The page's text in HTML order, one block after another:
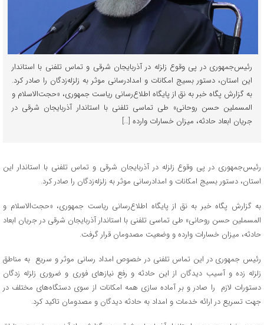
رئیس‌جمهوری در پی وقوع زلزله در آذربایجان شرقی و تماس تلفنی با استاندار
این استان،‌ دستور بسیج امکانات و امدادرسانی موثر به زلزله‌زدگان را صادر کرد.
به گزارش پگاه خبر به نق از پایگاه اطلاع‌رسانی ریاست جمهوری، «حجت‌الاسلام و
المسملین حسن روحانی» طی تماسی تلفنی با استاندار آذربایجان شرقی در
جریان ابعاد حادثه، میزان خسارات وارده […]
رئیس‌جمهوری در پی وقوع زلزله در آذربایجان شرقی و تماس تلفنی با استاندار این
استان،‌ دستور بسیج امکانات و امدادرسانی موثر به زلزله‌زدگان را صادر کرد.
به گزارش پگاه خبر به نق از پایگاه اطلاع‌رسانی ریاست جمهوری، «حجت‌الاسلام و
المسملین حسن روحانی» طی تماسی تلفنی با استاندار آذربایجان شرقی در جریان ابعاد
حادثه، میزان خسارات وارده و وضعیت مصدومان قرار گرفت.
رئیس جمهوری در این تماس تلفنی در خصوص امداد رسانی موثر و سریع به مناطق
زلزله زده و آسیب دیدگان از این حادثه و رفع نیازهای فوری و ضروری زلزله زدگان
دستورات لازم را صادر و بر آماده سازی همه امکانات از سوی دستگاه‌های مختلف در
جهت تسریع در ارائه خدمات و امداد به حادثه دیدگان و مصدومان تاکید کرد.